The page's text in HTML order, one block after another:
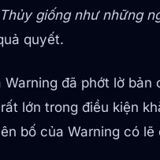
giống như những
quyết.
đã phớt lờ
lớn trong điều kiện
bố của Warning có